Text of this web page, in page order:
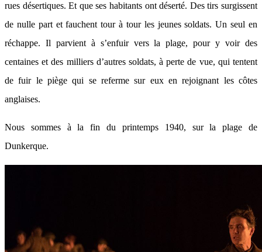
rues désertiques. Et que ses habitants ont déserté. Des tirs surgissent
de nulle part et fauchent tour à tour les jeunes soldats. Un seul en
réchappe. Il parvient à s’enfuir vers la plage, pour y voir des
centaines et des milliers d’autres soldats, à perte de vue, qui tentent
de fuir le piège qui se referme sur eux en rejoignant les côtes
anglaises.
Nous sommes à la fin du printemps 1940, sur la plage de
Dunkerque.